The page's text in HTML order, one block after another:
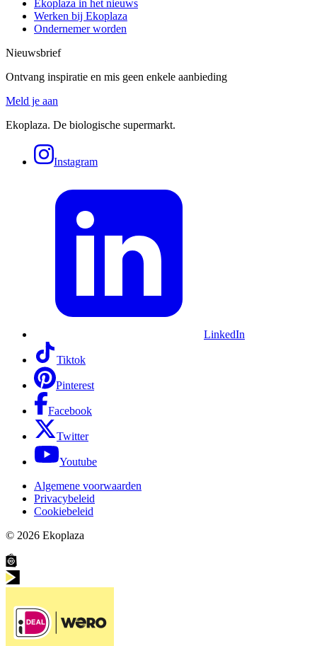
Ekoplaza in het nieuws
Werken bij Ekoplaza
Ondernemer worden
Nieuwsbrief
Ontvang inspiratie en mis geen enkele aanbieding
Meld je aan
Ekoplaza. De biologische supermarkt.
Instagram
LinkedIn
Tiktok
Pinterest
Facebook
Twitter
Youtube
Algemene voorwaarden
Privacybeleid
Cookiebeleid
© 2026 Ekoplaza